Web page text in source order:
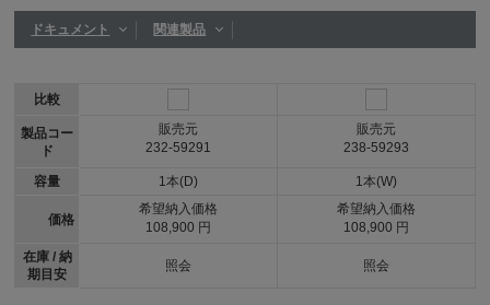
ドキュメント 関連製品
比較
製品コー
ド
容量
価格
在庫 / 納
期目安
販売元
232-59291
1本(D)
希望納入価格
108,900 円
照会
販売元
238-59293
1本(W)
希望納入価格
108,900 円
照会